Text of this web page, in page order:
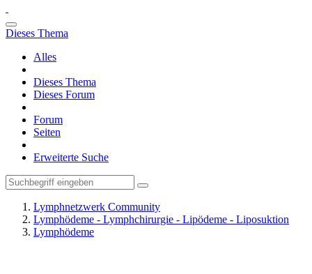
Dieses Thema
Alles
Dieses Thema
Dieses Forum
Forum
Seiten
Erweiterte Suche
Lymphnetzwerk Community
Lymphödeme - Lymphchirurgie - Lipödeme - Liposuktion
Lymphödeme